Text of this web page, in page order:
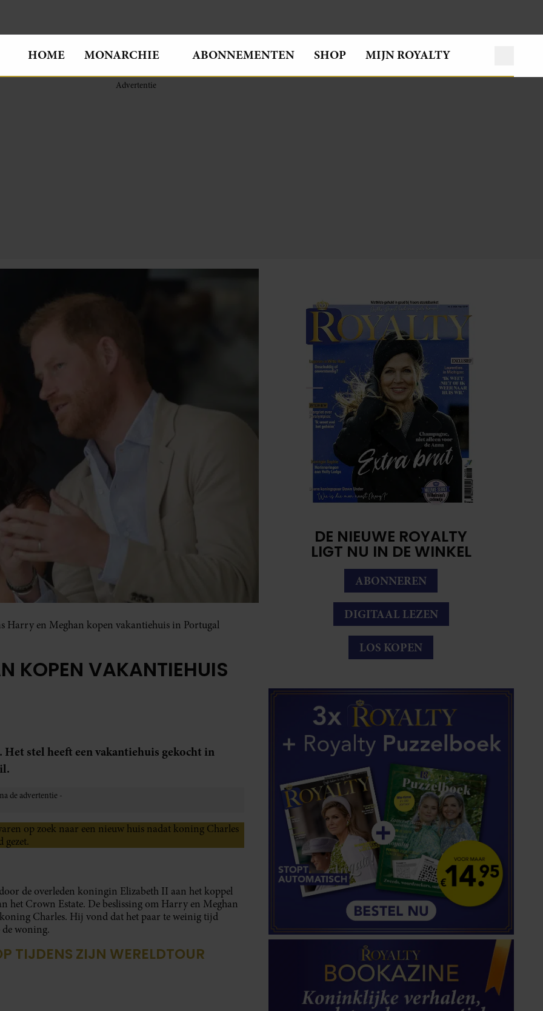
HOME MONARCHIE ABONNEMENTEN SHOP MIJN ROYALTY
Harry en Meghan kopen vakantiehuis in Portugal
KOPEN VAKANTIEHUIS
stel heeft een vakantiehuis gekocht in
op zoek naar een nieuw huis nadat koning Charles
gezet.
de overleden koningin Elizabeth II aan het koppel
het Crown Estate. De beslissing om Harry en Meghan
Charles. Hij vond dat het paar te weinig tijd
woning.
TIJDENS ZIJN WERELDTOUR
DE NIEUWE ROYALTY
LIGT NU IN DE WINKEL
ABONNEREN
DIGITAAL LEZEN
LOS KOPEN